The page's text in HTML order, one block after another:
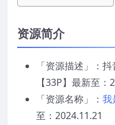
资源简介
「资源描述」：抖
【33P】最新至：
「资源名称」： 我
至：2024.11.21